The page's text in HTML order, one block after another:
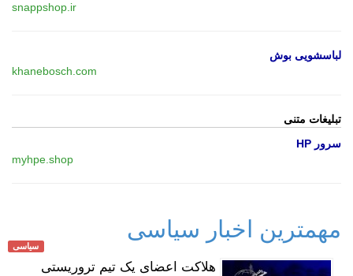
snappshop.ir
لباسشویی بوش
khanebosch.com
تبلیغات متنی
سرور HP
myhpe.shop
مهمترین اخبار سیاسی
سیاسی
هلاکت اعضای یک تیم تروریستی